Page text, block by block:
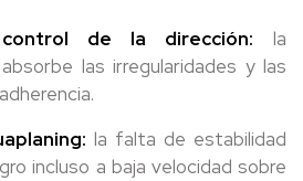
de la dirección: la
las irregularidades y las
la falta de estabilidad
incluso a baja velocidad sobre